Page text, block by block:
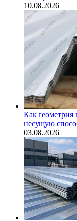
10.08.2026
Как геометрия
несущую
03.08.2026